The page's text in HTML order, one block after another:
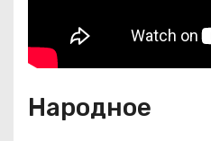
Народное